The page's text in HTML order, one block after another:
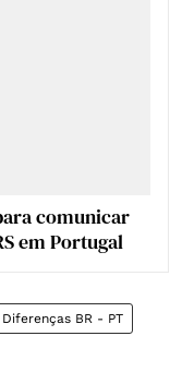
comunicar
em Portugal
Diferenças BR - PT